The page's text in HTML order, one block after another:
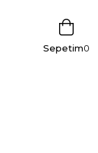
Sepetim0